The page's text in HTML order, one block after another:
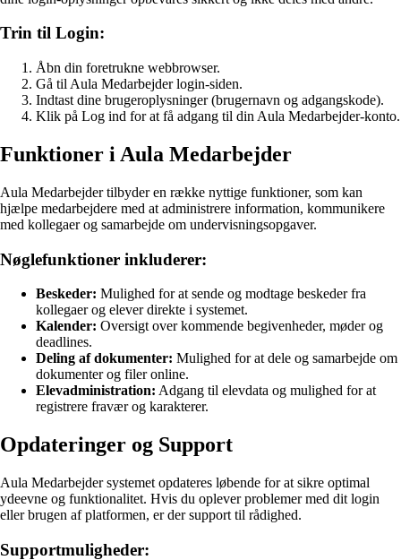
Trin til Login:
Åbn din foretrukne webbrowser.
Gå til Aula Medarbejder login-siden.
Indtast dine brugeroplysninger (brugernavn og adgangskode).
Klik på Log ind for at få adgang til din Aula Medarbejder-konto.
Funktioner i Aula Medarbejder
Aula Medarbejder tilbyder en række nyttige funktioner, som kan
hjælpe medarbejdere med at administrere information, kommunikere
med kollegaer og samarbejde om undervisningsopgaver.
Nøglefunktioner inkluderer:
Beskeder: Mulighed for at sende og modtage beskeder fra
kollegaer og elever direkte i systemet.
Kalender: Oversigt over kommende begivenheder, møder og
deadlines.
Deling af dokumenter: Mulighed for at dele og samarbejde om
dokumenter og filer online.
Elevadministration: Adgang til elevdata og mulighed for at
registrere fravær og karakterer.
Opdateringer og Support
Aula Medarbejder systemet opdateres løbende for at sikre optimal
ydeevne og funktionalitet. Hvis du oplever problemer med dit login
eller brugen af platformen, er der support til rådighed.
Supportmuligheder: